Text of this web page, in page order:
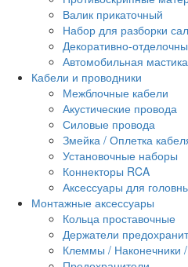
Валик прикаточный
Набор для разборки
Декоративно-
Автомобильная мастика
Кабели и проводники
Межблочные кабели
Акустические провода
Силовые провода
Змейка / Оплетка
Установочные наборы
Коннекторы RCA
Аксессуары для
Монтажные аксессуары
Кольца проставочные
Держатели
Клеммы / Наконечники